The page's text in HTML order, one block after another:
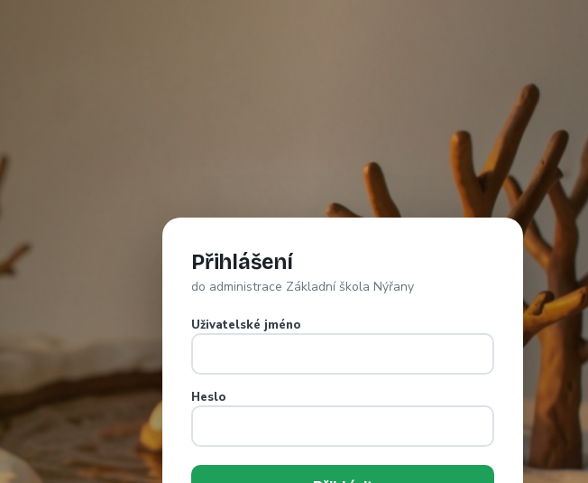
Přihlášení
do administrace Základní škola Nýřany
Uživatelské jméno
Heslo